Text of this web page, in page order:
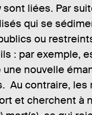
liées. Par
qui se
ou
: par exemple,
nouvelle
Au contraire,
et cherchent à